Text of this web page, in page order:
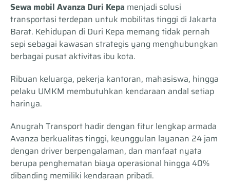
Sewa mobil Avanza Duri Kepa menjadi solusi
transportasi terdepan untuk mobilitas tinggi di Jakarta
Barat. Kehidupan di Duri Kepa memang tidak pernah
sepi sebagai kawasan strategis yang menghubungkan
berbagai pusat aktivitas ibu kota.
Ribuan keluarga, pekerja kantoran, mahasiswa, hingga
pelaku UMKM membutuhkan kendaraan andal setiap
harinya.
Anugrah Transport hadir dengan fitur lengkap armada
Avanza berkualitas tinggi, keunggulan layanan 24 jam
dengan driver berpengalaman, dan manfaat nyata
berupa penghematan biaya operasional hingga 40%
dibanding memiliki kendaraan pribadi.